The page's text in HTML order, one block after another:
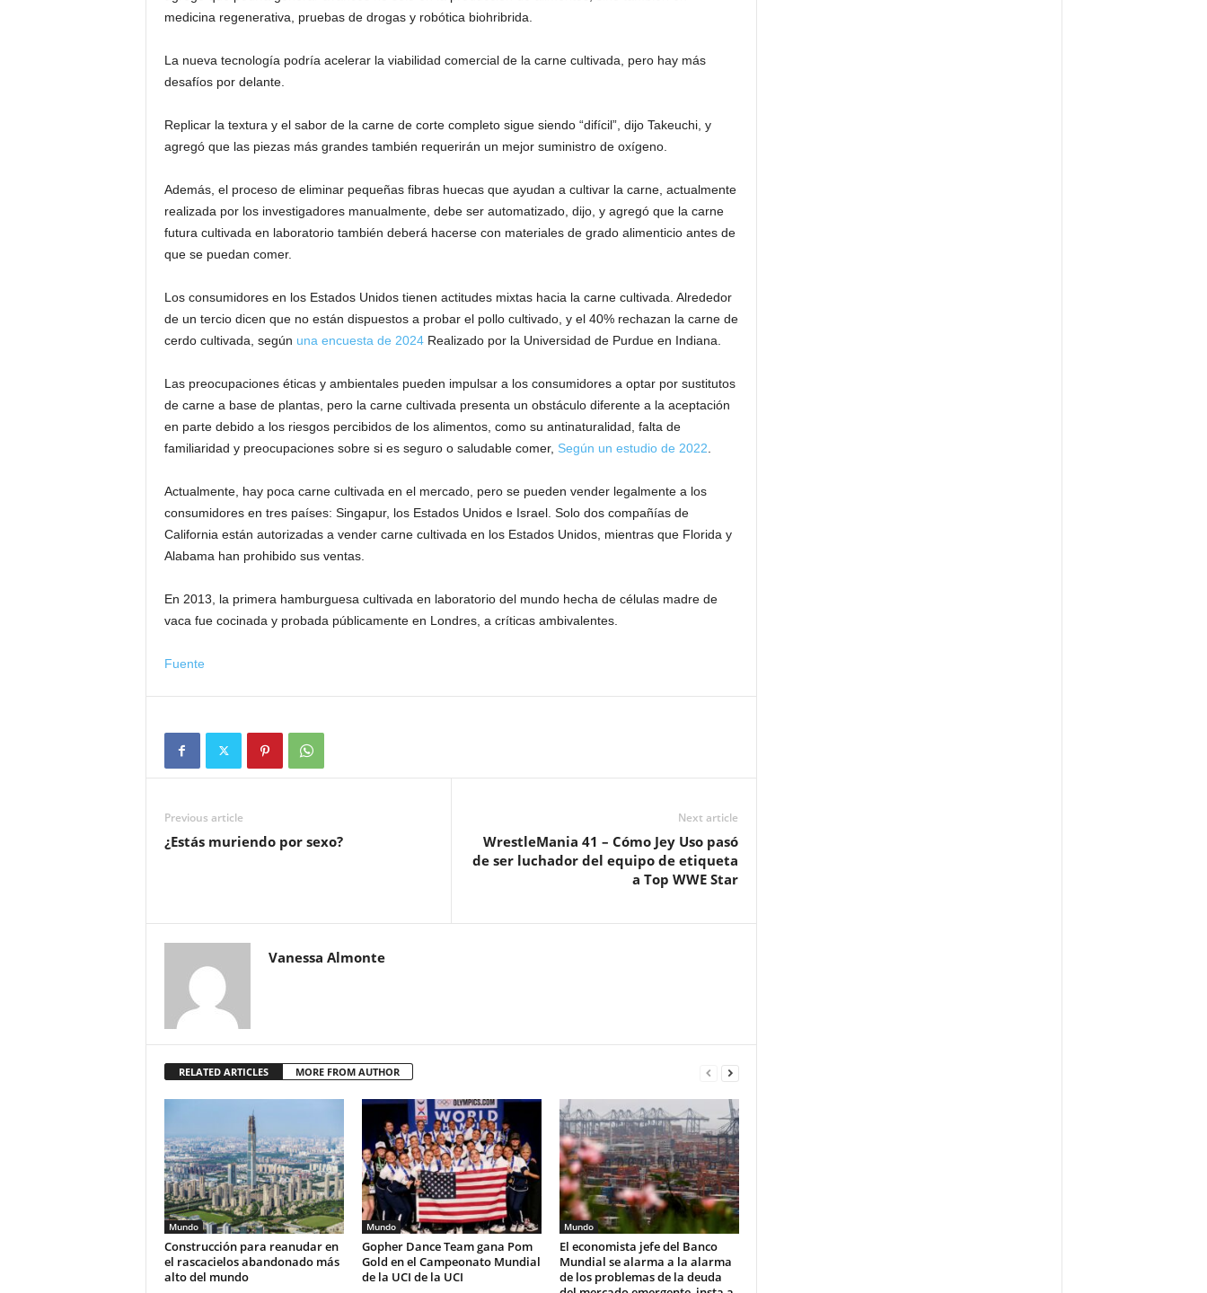
medicina regenerativa, pruebas de drogas y robótica biohribrida.
La nueva tecnología podría acelerar la viabilidad comercial de la carne cultivada, pero hay más
desafíos por delante.
Replicar la textura y el sabor de la carne de corte completo sigue siendo “difícil”, dijo Takeuchi, y
agregó que las piezas más grandes también requerirán un mejor suministro de oxígeno.
Además, el proceso de eliminar pequeñas fibras huecas que ayudan a cultivar la carne, actualmente
realizada por los investigadores manualmente, debe ser automatizado, dijo, y agregó que la carne
futura cultivada en laboratorio también deberá hacerse con materiales de grado alimenticio antes de
que se puedan comer.
Los consumidores en los Estados Unidos tienen actitudes mixtas hacia la carne cultivada. Alrededor
de un tercio dicen que no están dispuestos a probar el pollo cultivado, y el 40% rechazan la carne de
cerdo cultivada, según una encuesta de 2024Realizado por la Universidad de Purdue en Indiana.
Las preocupaciones éticas y ambientales pueden impulsar a los consumidores a optar por sustitutos
de carne a base de plantas, pero la carne cultivada presenta un obstáculo diferente a la aceptación
en parte debido a los riesgos percibidos de los alimentos, como su antinaturalidad, falta de
familiaridad y preocupaciones sobre si es seguro o saludable comer, Según un estudio de 2022
Actualmente, hay poca carne cultivada en el mercado, pero se pueden vender legalmente a los
consumidores en tres países: Singapur, los Estados Unidos e Israel. Solo dos compañías de
California están autorizadas a vender carne cultivada en los Estados Unidos, mientras que Florida y
Alabama han prohibido sus ventas.
En 2013, la primera hamburguesa cultivada en laboratorio del mundo hecha de células madre de
vaca fue cocinada y probada públicamente en Londres, a críticas ambivalentes.
Fuente
Previous article
¿Estás muriendo por sexo?
Next article
WrestleMania 41 – Cómo Jey Uso pasó
de ser luchador del equipo de etiqueta
a Top WWE Star
Vanessa Almonte
RELATED ARTICLES MORE FROM AUTHOR
Mundo
Construcción para reanudar en
el rascacielos abandonado más
alto del mundo
Mundo
Gopher Dance Team gana Pom
Gold en el Campeonato Mundial
de la UCI de la UCI
Mundo
El economista jefe del Banco
Mundial se alarma a la alarma
de los problemas de la deuda